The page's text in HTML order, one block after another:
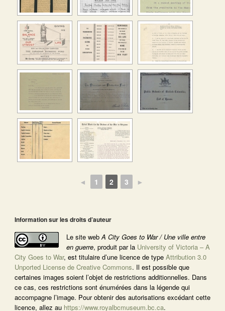
◄ 1 2 3 ►
Information sur les droits d’auteur
Le site webA City Goes to War / Une ville entre
en guerre, produit par la University of Victoria – A
City Goes to War, est titulaire d’une licence de type Attribution 3.0
Unported License de Creative Commons. Il est possible que
certaines images soient l’objet de restrictions additionnelles. Dans
ce cas, ces restrictions sont énumérées dans la légende qui
accompagne l’image. Pour obtenir des autorisations excédant cette
licence, allez au https://www.royalbcmuseum.bc.ca.